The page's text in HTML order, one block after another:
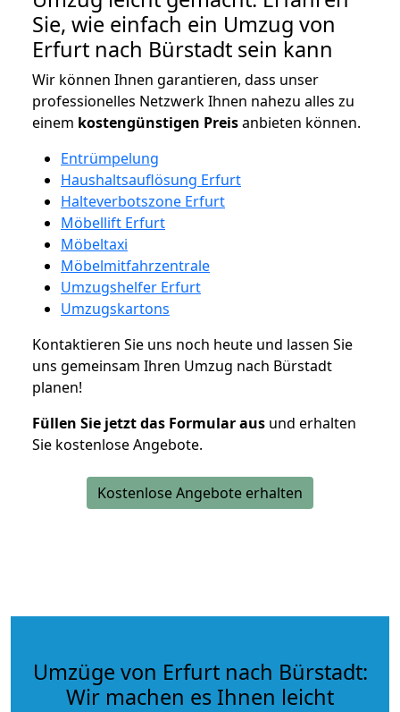
Sie, wie einfach ein Umzug von
Erfurt nach Bürstadt sein kann
Wir können Ihnen garantieren, dass unser
professionelles Netzwerk Ihnen nahezu alles zu
einem kostengünstigen Preisanbieten können.
Entrümpelung
Haushaltsauflösung Erfurt
Halteverbotszone Erfurt
Möbellift Erfurt
Möbeltaxi
Möbelmitfahrzentrale
Umzugshelfer Erfurt
Umzugskartons
Kontaktieren Sie uns noch heute und lassen Sie
uns gemeinsam Ihren Umzug nach Bürstadt
planen!
Füllen Sie jetzt das Formular aus und erhalten
Sie kostenlose Angebote.
Kostenlose Angebote erhalten
Umzüge von Erfurt nach Bürstadt:
Wir machen es Ihnen leicht